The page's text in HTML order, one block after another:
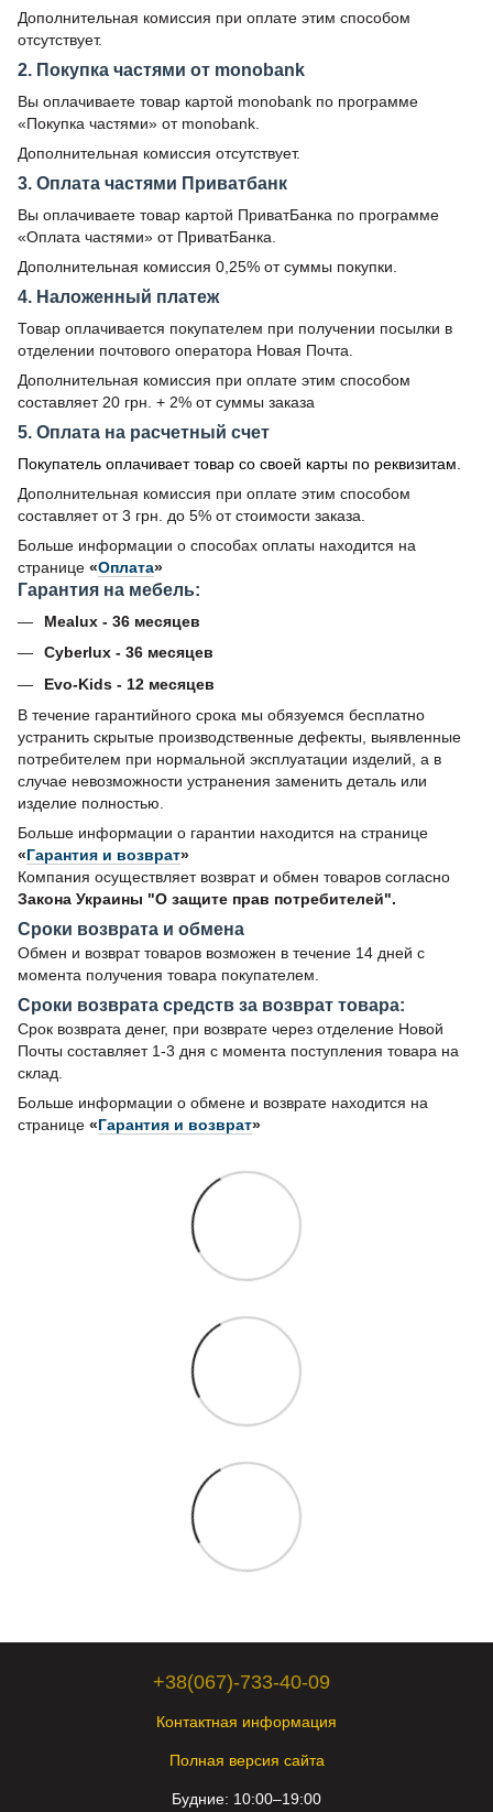
Дополнительная комиссия при оплате этим способом
отсутствует.
2. Покупка частями от monobank
Вы оплачиваете товар картой monobank по программе
«Покупка частями» от monobank.
Дополнительная комиссия отсутствует.
3. Оплата частями Приватбанк
Вы оплачиваете товар картой ПриватБанка по программе
«Оплата частями» от ПриватБанка.
Дополнительная комиссия 0,25% от суммы покупки.
4. Наложенный платеж
Товар оплачивается покупателем при получении посылки в
отделении почтового оператора Новая Почта.
Дополнительная комиссия при оплате этим способом
составляет 20 грн. + 2% от суммы заказа
5. Оплата на расчетный счет
Покупатель оплачивает товар со своей карты по реквизитам.
Дополнительная комиссия при оплате этим способом
составляет от 3 грн. до 5% от стоимости заказа.
Больше информации о способах оплаты находится на
странице «Оплата»
Гарантия на мебель:
Mealux - 36 месяцев
Cyberlux - 36 месяцев
Evo-Kids - 12 месяцев
В течение гарантийного срока мы обязуемся бесплатно
устранить скрытые производственные дефекты, выявленные
потребителем при нормальной эксплуатации изделий, а в
случае невозможности устранения заменить деталь или
изделие полностью.
Больше информации о гарантии находится на странице
«Гарантия и возврат»
Компания осуществляет возврат и обмен товаров согласно
Закона Украины "О защите прав потребителей".
Сроки возврата и обмена
Обмен и возврат товаров возможен в течение 14 дней с
момента получения товара покупателем.
Сроки возврата средств за возврат товара:
Срок возврата денег, при возврате через отделение Новой
Почты составляет 1-3 дня с момента поступления товара на
склад.
Больше информации о обмене и возврате находится на
странице «Гарантия и возврат»
+38(067)-733-40-09
Контактная информация
Полная версия сайта
Будние: 10:00–19:00